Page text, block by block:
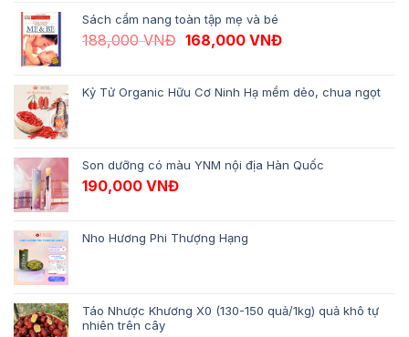
Sách cẩm nang toàn tập mẹ và bé
188,000VNĐ Giá gốc là: 188,000 VNĐ.
168,000 VNĐGiá hiện tại là:
Kỷ Tử Organic Hữu Cơ Ninh Hạ mềm dẻo, chua ngọt
Son dưỡng có màu YNM nội địa Hàn Quốc
190,000 VNĐ
Nho Hương Phi Thượng Hạng
Táo Nhược Khương X0 (130-150 quả/1kg) quả khô tự
nhiên trên cây